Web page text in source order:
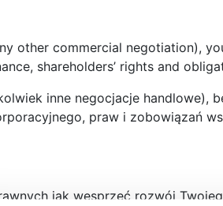
other commercial negotiation),
shareholders’ rights and
inne negocjacje handlowe),
praw i zobowiązań
jak wesprzeć rozwój